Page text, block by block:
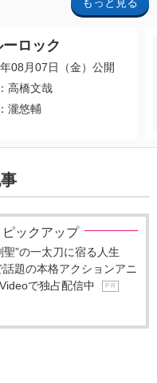
もっと見る
ーロック
08月07日（金）公開
高橋文哉
瀧悠輔
ピックアップ
聖”の一太刀に宿る人生
題の本格アクションアニ
で独占配信中
P R